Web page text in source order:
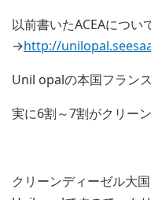
以前書いたACEAについ
→http://
Unil opalの本国フラン
実に6割～7割がクリー
クリーンディーゼル大